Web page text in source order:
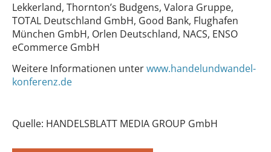
Lekkerland, Thornton’s Budgens, Valora Gruppe,
TOTAL Deutschland GmbH, Good Bank, Flughafen
München GmbH, Orlen Deutschland, NACS, ENSO
eCommerce GmbH
Weitere Informationen unterwww.handelundwandel-
konferenz.de
Quelle: HANDELSBLATT MEDIA GROUP GmbH